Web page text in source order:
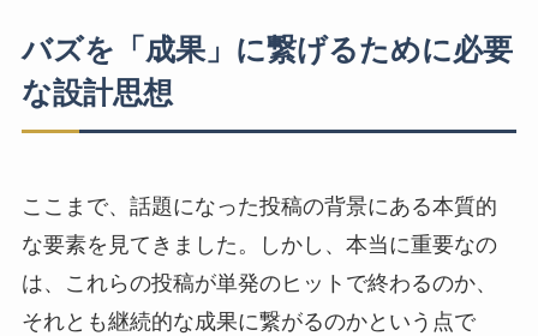
バズを「成果」に繋げるために必要
な設計思想
ここまで、話題になった投稿の背景にある本質的
な要素を見てきました。しかし、本当に重要なの
は、これらの投稿が単発のヒットで終わるのか、
それとも継続的な成果に繋がるのかという点で